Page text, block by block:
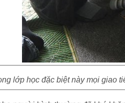
lớp học đặc biệt này mọi giao